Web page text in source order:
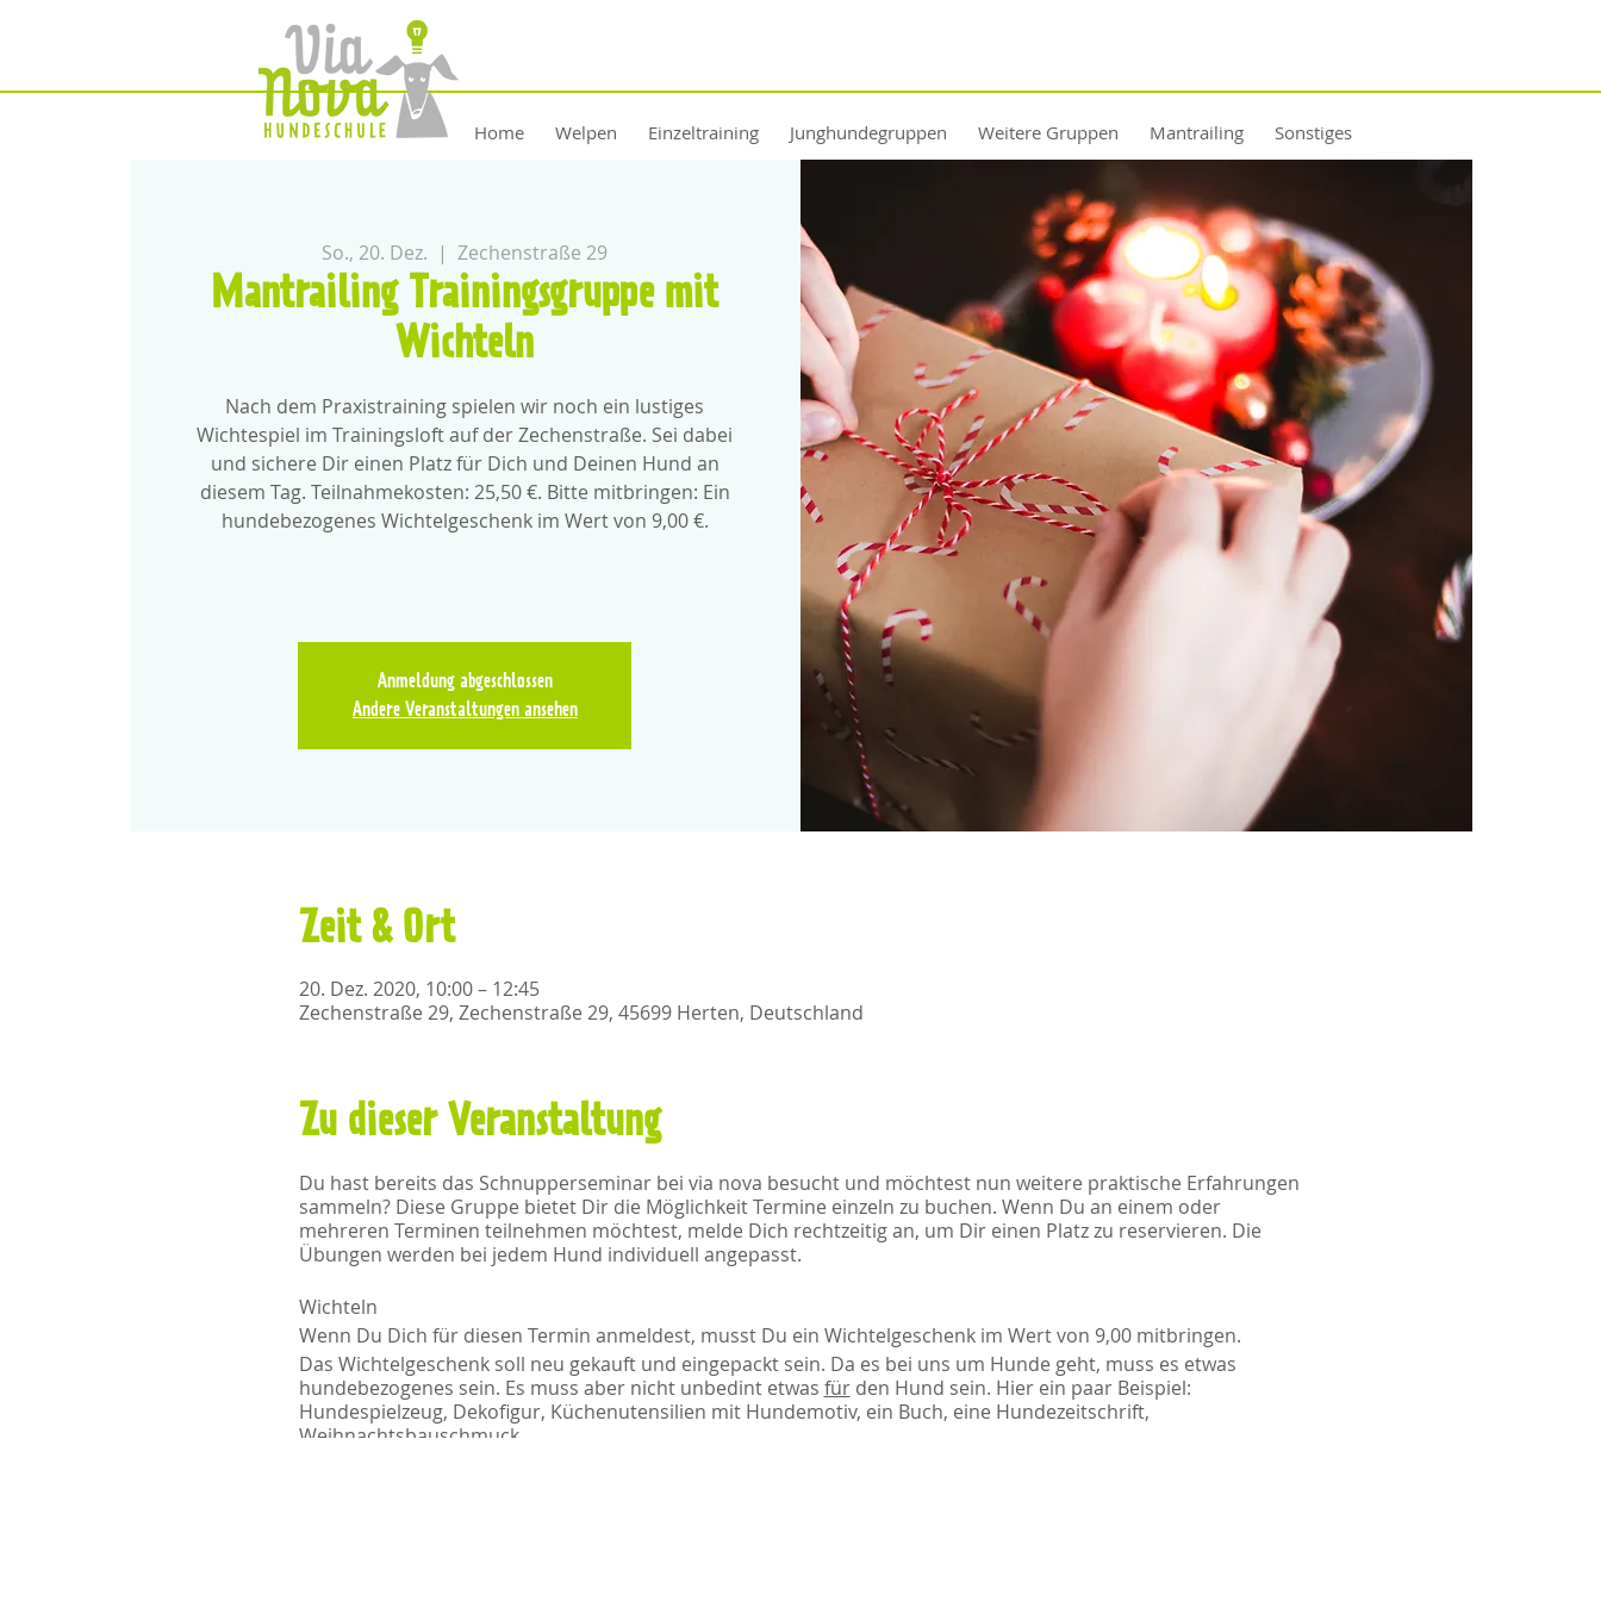
Home Welpen Einzeltraining Junghundegruppen Weitere Gruppen Mantrailing Sonstiges
So., 20. Dez.
  |
Zechenstraße 29
Mantrailing Trainingsgruppe mit
Wichteln
Nach dem Praxistraining spielen wir noch ein lustiges
Wichtespiel im Trainingsloft auf der Zechenstraße. Sei dabei
und sichere Dir einen Platz für Dich und Deinen Hund an
diesem Tag. Teilnahmekosten: 25,50 €. Bitte mitbringen: Ein
hundebezogenes Wichtelgeschenk im Wert von 9,00 €.
Anmeldung abgeschlossen
Andere Veranstaltungen ansehen
Zeit & Ort
20. Dez. 2020, 10:00 – 12:45
Zechenstraße 29, Zechenstraße 29, 45699 Herten, Deutschland
Zu dieser Veranstaltung
Du hast bereits das Schnupperseminar bei via nova besucht und möchtest nun weitere praktische Erfahrungen
sammeln? Diese Gruppe bietet Dir die Möglichkeit Termine einzeln zu buchen. Wenn Du an einem oder
mehreren Terminen teilnehmen möchtest, melde Dich rechtzeitig an, um Dir einen Platz zu reservieren. Die
Übungen werden bei jedem Hund individuell angepasst.
Wichteln
Wenn Du Dich für diesen Termin anmeldest, musst Du ein Wichtelgeschenk im Wert von 9,00 mitbringen.
Das Wichtelgeschenk soll neu gekauft und eingepackt sein. Da es bei uns um Hunde geht, muss es etwas
hundebezogenes sein. Es muss aber nicht unbedint etwas fürden Hund sein. Hier ein paar Beispiel:
Hundespielzeug, Dekofigur, Küchenutensilien mit Hundemotiv, ein Buch, eine Hundezeitschrift,
Weihnachtsbauschmuck.